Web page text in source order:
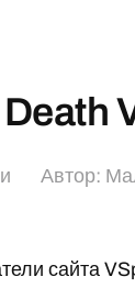
Автор:
сайта